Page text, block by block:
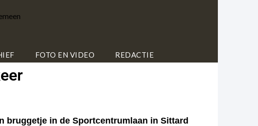
FOTO EN VIDEO REDACTIE
bruggetje in de Sportcentrumlaan in Sittard